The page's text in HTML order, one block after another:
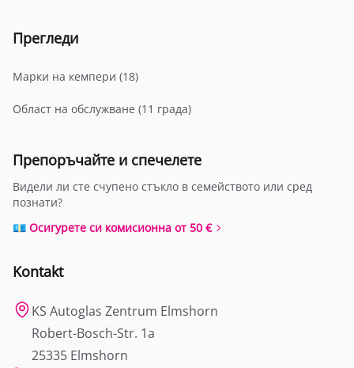
Прегледи
Марки на кемпери (18)
Област на обслужване (11 града)
Препоръчайте и спечелете
Видели ли сте счупено стъкло в семейството или сред
познати?
💶 Осигурете си комисионна от 50 €
Kontakt
KS Autoglas Zentrum Elmshorn
Robert-Bosch-Str. 1a
25335 Elmshorn